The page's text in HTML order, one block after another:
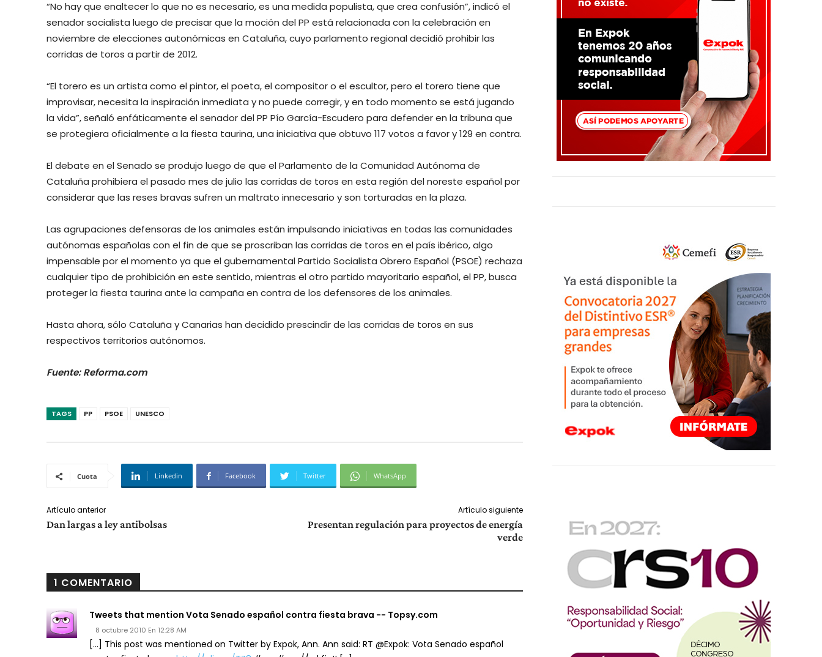
“No hay que enaltecer lo que no es necesario, es una medida populista, que crea confusión”, indicó el
senador socialista luego de precisar que la moción del PP está relacionada con la celebración en
noviembre de elecciones autonómicas en Cataluña, cuyo parlamento regional decidió prohibir las
corridas de toros a partir de 2012.
“El torero es un artista como el pintor, el poeta, el compositor o el escultor, pero el torero tiene que
improvisar, necesita la inspiración inmediata y no puede corregir, y en todo momento se está jugando
la vida”, señaló enfáticamente el senador del PP Pío García-Escudero para defender en la tribuna que
se protegiera oficialmente a la fiesta taurina, una iniciativa que obtuvo 117 votos a favor y 129 en contra.
El debate en el Senado se produjo luego de que el Parlamento de la Comunidad Autónoma de
Cataluña prohibiera el pasado mes de julio las corridas de toros en esta región del noreste español por
considerar que las reses bravas sufren un maltrato innecesario y son torturadas en la plaza.
Las agrupaciones defensoras de los animales están impulsando iniciativas en todas las comunidades
autónomas españolas con el fin de que se proscriban las corridas de toros en el país ibérico, algo
impensable por el momento ya que el gubernamental Partido Socialista Obrero Español (PSOE) rechaza
cualquier tipo de prohibición en este sentido, mientras el otro partido mayoritario español, el PP, busca
proteger la fiesta taurina ante la campaña en contra de los defensores de los animales.
Hasta ahora, sólo Cataluña y Canarias han decidido prescindir de las corridas de toros en sus
respectivos territorios autónomos.
Fuente: Reforma.com
TAGS PP PSOE UNESCO
Cuota Linkedin Facebook Twitter WhatsApp
Artículo anterior
Dan largas a ley antibolsas
Artículo siguiente
Presentan regulación para proyectos de energía
verde
1 COMENTARIO
Tweets that mention Vota Senado español contra fiesta brava -- Topsy.com
8 octubre 2010 En 12:28 AM
[…] This post was mentioned on Twitter by Expok, Ann. Ann said: RT @Expok: Vota Senado español